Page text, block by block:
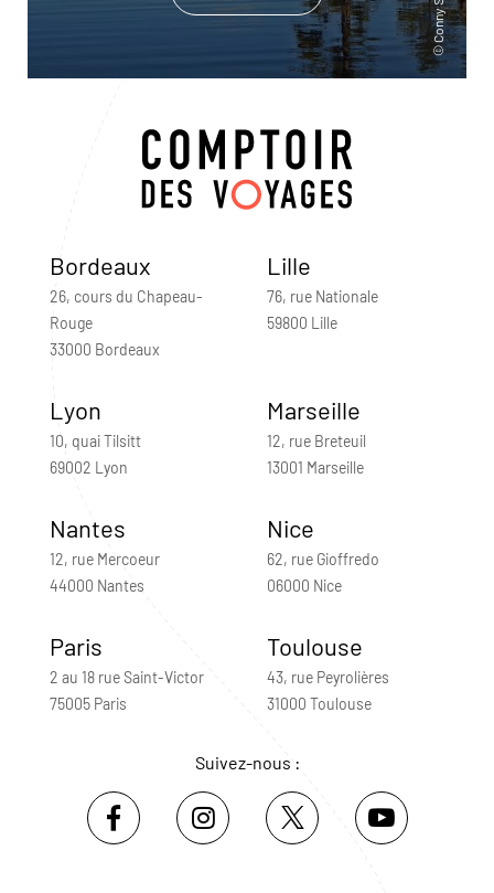
Bordeaux
26, cours du Chapeau-
Rouge
33000 Bordeaux
Lille
76, rue Nationale
59800 Lille
Lyon
10, quai Tilsitt
69002 Lyon
Marseille
12, rue Breteuil
13001 Marseille
Nantes
12, rue Mercoeur
44000 Nantes
Nice
62, rue Gioffredo
06000 Nice
Paris
2 au 18 rue Saint-Victor
75005 Paris
Toulouse
43, rue Peyrolières
31000 Toulouse
Suivez-nous :